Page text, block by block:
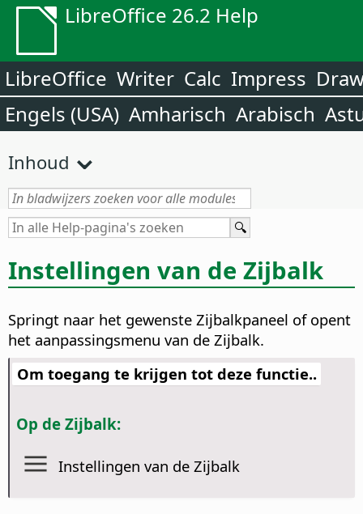
LibreOffice 26.2 Help
LibreOffice Writer Calc Impress
Engels (USA) Amharisch Arabisch
Inhoud
Instellingen van de Zijbalk
Springt naar het gewenste Zijbalkpaneel of opent
het aanpassingsmenu van de Zijbalk.
Om toegang te krijgen tot deze functie..
Op de Zijbalk:
Instellingen van de Zijbalk